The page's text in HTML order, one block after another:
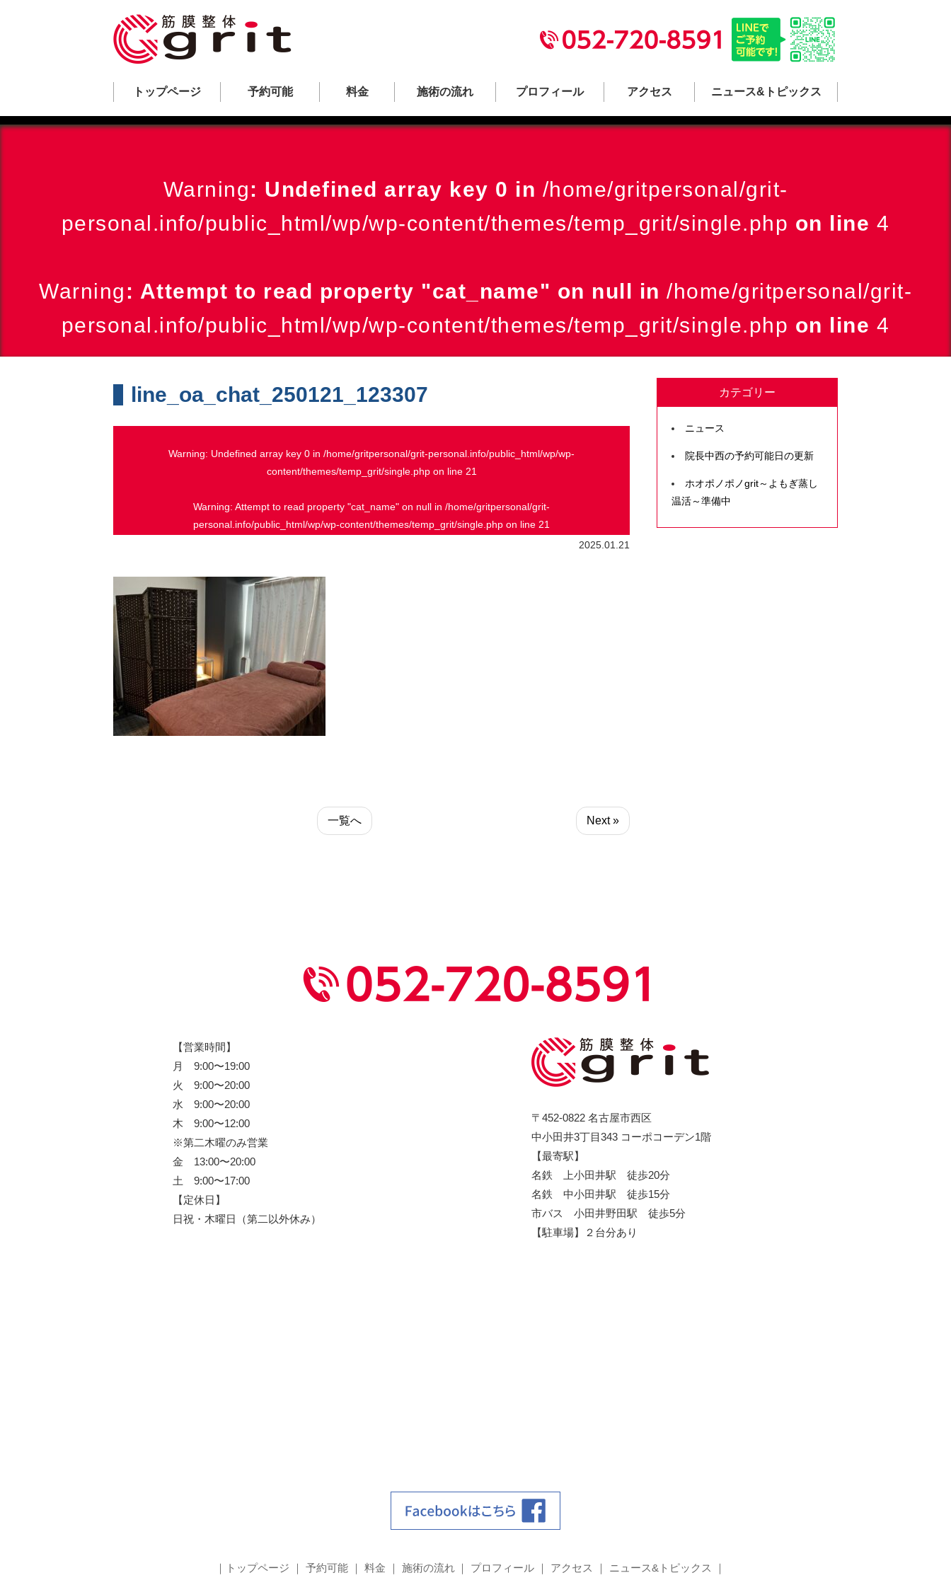
トップページ 予約可能 料金 施術の流れ プロフィール アクセス ニュース&トピックス
Warning: Undefined array key 0 in /home/gritpersonal/grit-
personal.info/public_html/wp/wp-content/themes/temp_grit/single.php on line 4
Warning: Attempt to read property "cat_name" on null in /home/gritpersonal/grit-
personal.info/public_html/wp/wp-content/themes/temp_grit/single.php on line 4
line_oa_chat_250121_123307
Warning: Undefined array key 0 in /home/gritpersonal/grit-personal.info/public_html/wp/wp-
content/themes/temp_grit/single.phpon line 21
Warning: Attempt to read property "cat_name" on null in /home/gritpersonal/grit-
personal.info/public_html/wp/wp-content/themes/temp_grit/single.php on line 21
2025.01.21
一覧へ Next »
カテゴリー
ニュース
院長中西の予約可能日の更新
ホオポノポノgrit～よもぎ蒸し
温活～準備中
【営業時間】
月 9:00〜19:00
火 9:00〜20:00
水 9:00〜20:00
木 9:00〜12:00
※第二木曜のみ営業
金 13:00〜20:00
土 9:00〜17:00
【定休日】
日祝・木曜日（第二以外休み）
〒452-0822 名古屋市西区
中小田井3丁目343 コーポコーデン1階
【最寄駅】
名鉄 上小田井駅 徒歩20分
名鉄 中小田井駅 徒歩15分
市バス 小田井野田駅 徒歩5分
【駐車場】
２台分あり
トップページ 予約可能 料金 施術の流れ プロフィール アクセス ニュース&トピックス